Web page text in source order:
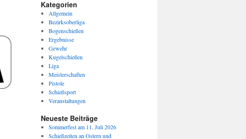
Kategorien
Allgemein
Bezirksoberliga
Bogenschießen
Ergebnisse
Gewehr
Kugelschießen
Liga
Meisterschaften
Pistole
Schießsport
Veranstaltungen
Neueste Beiträge
Sommerfest am 11. Juli 2026
Schießzeiten an Ostern und